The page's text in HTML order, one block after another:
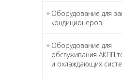
Оборудование для
кондиционеров
Оборудование для
обслуживания
и охлаждающих